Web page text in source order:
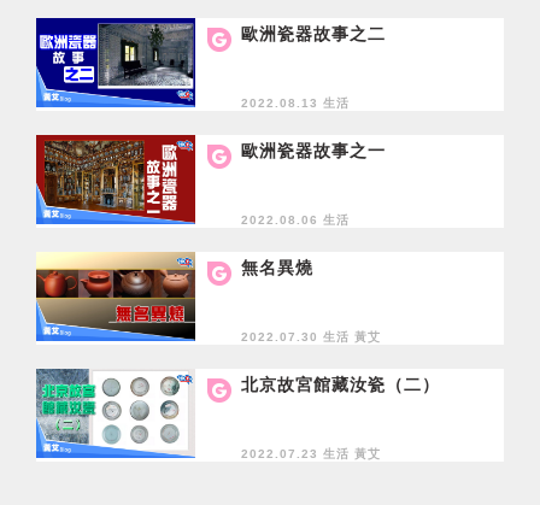
歐洲瓷器故事之二
2022.08.13 生活
歐洲瓷器故事之一
2022.08.06 生活
無名異燒
2022.07.30 生活 黃艾
北京故宮館藏汝瓷（二）
2022.07.23 生活 黃艾